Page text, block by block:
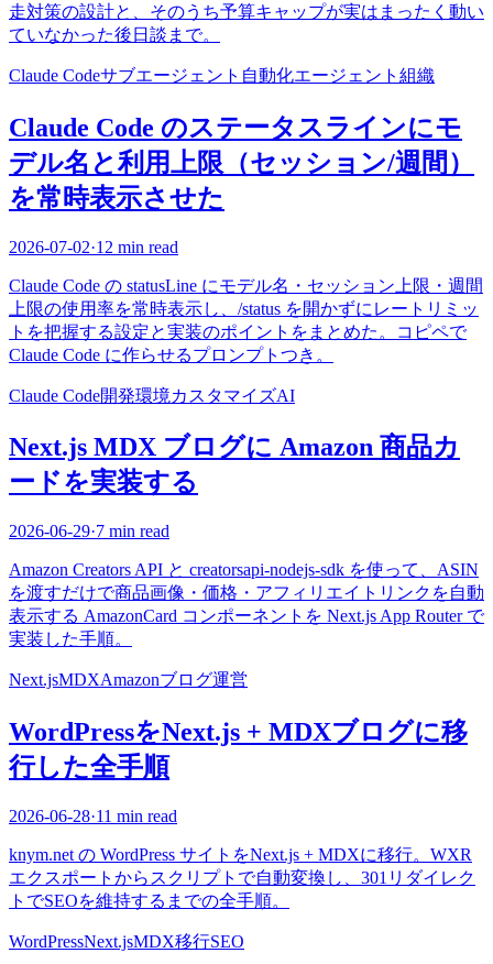
走対策の設計と、そのうち予算キャップが実はまったく動い
ていなかった後日談まで。
Claude Codeサブエージェント 自動化エージェント組織
Claude Code のステータスラインにモ
デル名と利用上限（セッション/週間）
を常時表示させた
2026-07-02·12 min read
Claude Code の statusLine にモデル名・セッション上限・週間
上限の使用率を常時表示し、/status を開かずにレートリミッ
トを把握する設定と実装のポイントをまとめた。コピペで
Claude Code に作らせるプロンプトつき。
Claude Code開発環境カスタマイズAI
Next.js MDX ブログに Amazon 商品カ
ードを実装する
2026-06-29·7 min read
Amazon Creators API と creatorsapi-nodejs-sdk を使って、ASIN
を渡すだけで商品画像・価格・アフィリエイトリンクを自動
表示する AmazonCard コンポーネントを Next.js App Router で
実装した手順。
Next.jsMDXAmazonブログ運営
WordPressをNext.js + MDXブログに移
行した全手順
2026-06-28·11 min read
knym.net の WordPress サイトをNext.js + MDXに移行。WXR
エクスポートからスクリプトで自動変換し、301リダイレク
トでSEOを維持するまでの全手順。
WordPressNext.jsMDX移行SEO